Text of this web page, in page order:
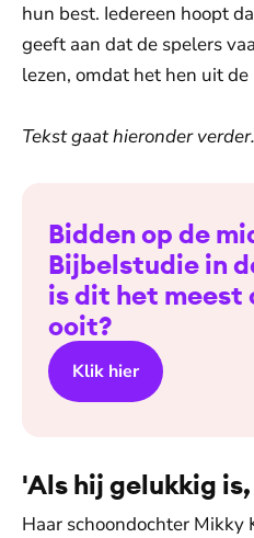
hun best. Iedereen hoopt
geeft aan dat de spelers
lezen, omdat het hen uit
Tekst gaat hieronder verder.
Bidden op de
Bijbelstudie in
is dit het meest
ooit?
Klik hier
'Als hij gelukkig
Haar schoondochter Mikky